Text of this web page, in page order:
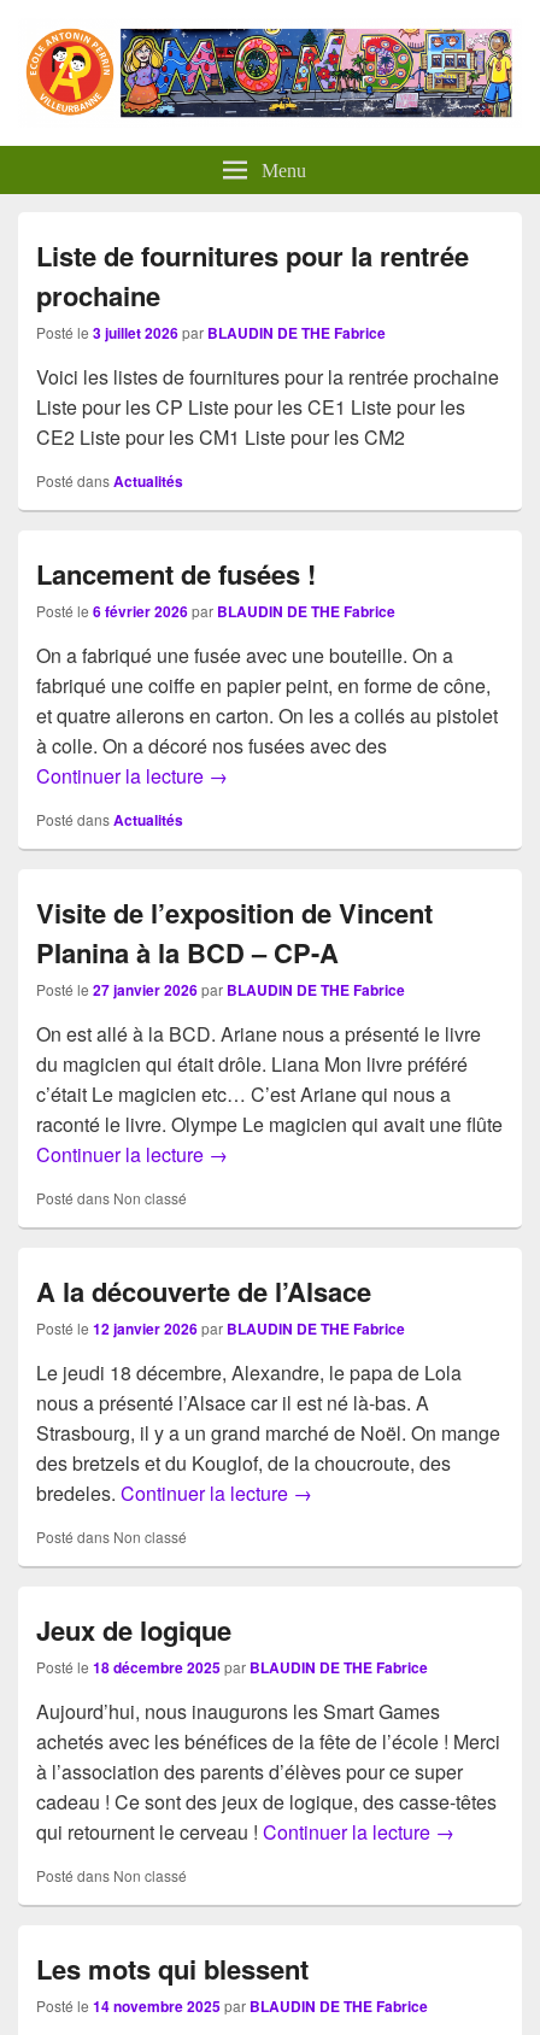
Menu
Liste de fournitures pour la rentrée
prochaine
Posté le 3 juillet 2026par BLAUDIN DE THE Fabrice
Voici les listes de fournitures pour la rentrée prochaine
Liste pour les CP Liste pour les CE1 Liste pour les
CE2 Liste pour les CM1 Liste pour les CM2
Posté dansActualités
Lancement de fusées !
Posté le 6 février 2026par BLAUDIN DE THE Fabrice
On a fabriqué une fusée avec une bouteille. On a
fabriqué une coiffe en papier peint, en forme de cône,
et quatre ailerons en carton. On les a collés au pistolet
à colle. On a décoré nos fusées avec des
Continuer la lecture Lancement de fusées !
→
Posté dansActualités
Visite de l’exposition de Vincent
PIanina à la BCD – CP-A
Posté le 27 janvier 2026par BLAUDIN DE THE Fabrice
On est allé à la BCD. Ariane nous a présenté le livre
du magicien qui était drôle. Liana Mon livre préféré
c’était Le magicien etc… C’est Ariane qui nous a
raconté le livre. Olympe Le magicien qui avait une flûte
Continuer la lecture Visite de l’exposition de Vincent
→
Posté dans Non classé
A la découverte de l’Alsace
Posté le 12 janvier 2026par BLAUDIN DE THE Fabrice
Le jeudi 18 décembre, Alexandre, le papa de Lola
nous a présenté l’Alsace car il est né là-bas. A
Strasbourg, il y a un grand marché de Noël. On mange
des bretzels et du Kouglof, de la choucroute, des
bredeles. Continuer la lecture A la découverte de l’Alsace
→
Posté dans Non classé
Jeux de logique
Posté le 18 décembre 2025par BLAUDIN DE THE Fabrice
Aujourd’hui, nous inaugurons les Smart Games
achetés avec les bénéfices de la fête de l’école ! Merci
à l’association des parents d’élèves pour ce super
cadeau ! Ce sont des jeux de logique, des casse-têtes
qui retournent le cerveau ! Continuer la lecture Jeux de
→
Posté dans Non classé
Les mots qui blessent
Posté le 14 novembre 2025par BLAUDIN DE THE Fabrice